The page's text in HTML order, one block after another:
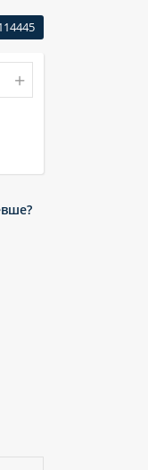
+